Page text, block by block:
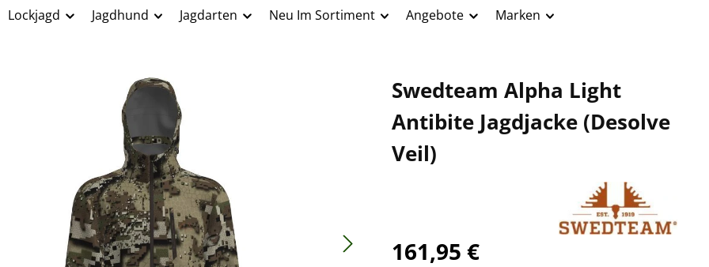
Lockjagd Jagdhund Jagdarten Neu Im Sortiment Angebote Marken
Swedteam Alpha Light
Antibite Jagdjacke (Desolve
Veil)
161,95 €